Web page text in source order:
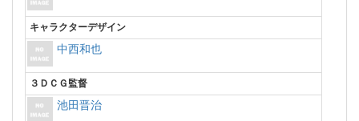
キャラクターデザイン
中西和也
３ＤＣＧ監督
池田晋治